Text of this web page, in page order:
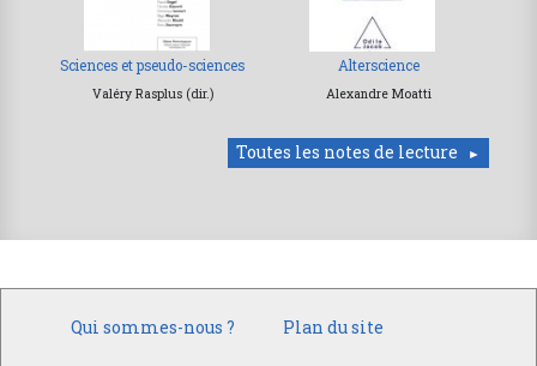
Sciences et pseudo-sciences
Valéry Rasplus (dir.)
Alterscience
Alexandre Moatti
Toutes les notes de lecture
Qui sommes-nous ? Plan du site